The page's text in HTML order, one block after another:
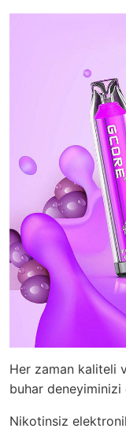
Her zaman kaliteli
buhar
Nikotinsiz